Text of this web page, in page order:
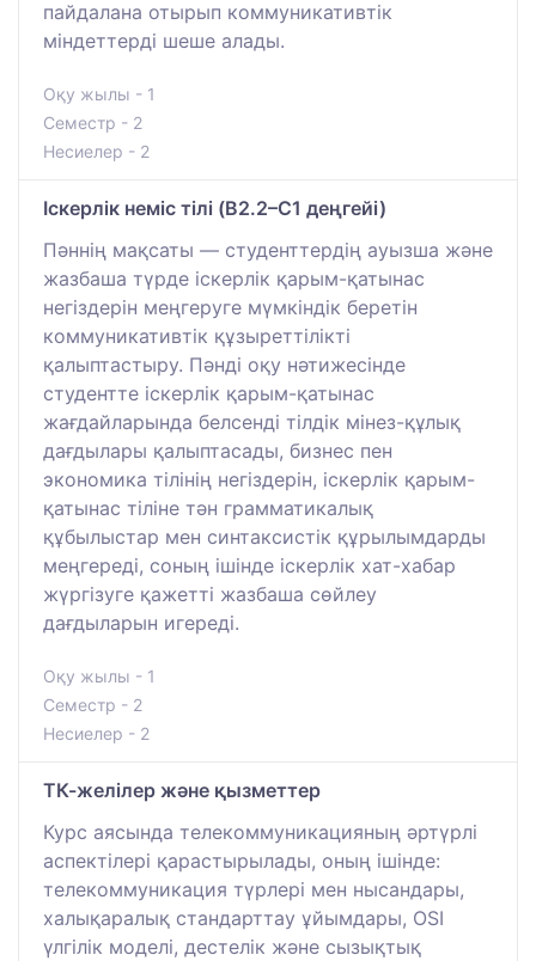
пайдалана отырып коммуникативтік
міндеттерді шеше алады.
Оқу жылы - 1
Семестр - 2
Несиелер - 2
Іскерлік неміс тілі (B2.2–C1 деңгейі)
Пәннің мақсаты — студенттердің ауызша және
жазбаша түрде іскерлік қарым-қатынас
негіздерін меңгеруге мүмкіндік беретін
коммуникативтік құзыреттілікті
қалыптастыру. Пәнді оқу нәтижесінде
студентте іскерлік қарым-қатынас
жағдайларында белсенді тілдік мінез-құлық
дағдылары қалыптасады, бизнес пен
экономика тілінің негіздерін, іскерлік қарым-
қатынас тіліне тән грамматикалық
құбылыстар мен синтаксистік құрылымдарды
меңгереді, соның ішінде іскерлік хат-хабар
жүргізуге қажетті жазбаша сөйлеу
дағдыларын игереді.
Оқу жылы - 1
Семестр - 2
Несиелер - 2
ТК-желілер және қызметтер
Курс аясында телекоммуникацияның әртүрлі
аспектілері қарастырылады, оның ішінде:
телекоммуникация түрлері мен нысандары,
халықаралық стандарттау ұйымдары, OSI
үлгілік моделі, дестелік және сызықтық